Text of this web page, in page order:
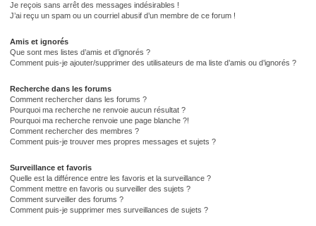
Je reçois sans arrêt des messages indésirables !
J’ai reçu un spam ou un courriel abusif d’un membre de ce forum !
Amis et ignorés
Que sont mes listes d’amis et d’ignorés ?
Comment puis-je ajouter/supprimer des utilisateurs de ma liste d’amis ou d’ignorés ?
Recherche dans les forums
Comment rechercher dans les forums ?
Pourquoi ma recherche ne renvoie aucun résultat ?
Pourquoi ma recherche renvoie une page blanche ?!
Comment rechercher des membres ?
Comment puis-je trouver mes propres messages et sujets ?
Surveillance et favoris
Quelle est la différence entre les favoris et la surveillance ?
Comment mettre en favoris ou surveiller des sujets ?
Comment surveiller des forums ?
Comment puis-je supprimer mes surveillances de sujets ?